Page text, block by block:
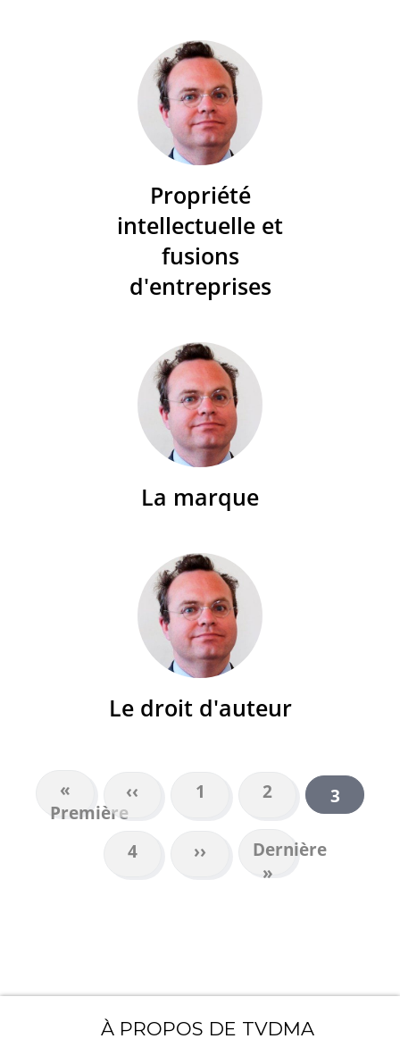
Propriété
intellectuelle et
fusions
d'entreprises
La marque
Le droit d'auteur
PAGINATION
Première
page
«
Première
Page
précédente
‹‹ Page
1 Page
2
Page
3
Page
4
Page
suivante
››
Dernière
page
Dernière
»
À PROPOS DE TVDMA